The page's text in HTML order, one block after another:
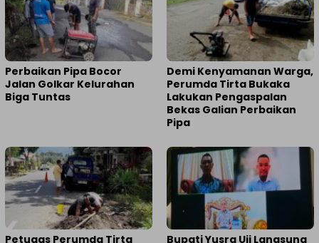
Perbaikan Pipa Bocor
Jalan Golkar Kelurahan
Biga Tuntas
Demi Kenyamanan Warga,
Perumda Tirta Bukaka
Lakukan Pengaspalan
Bekas Galian Perbaikan
Pipa
Petugas Perumda Tirta Bupati Yusra Uji Langsung